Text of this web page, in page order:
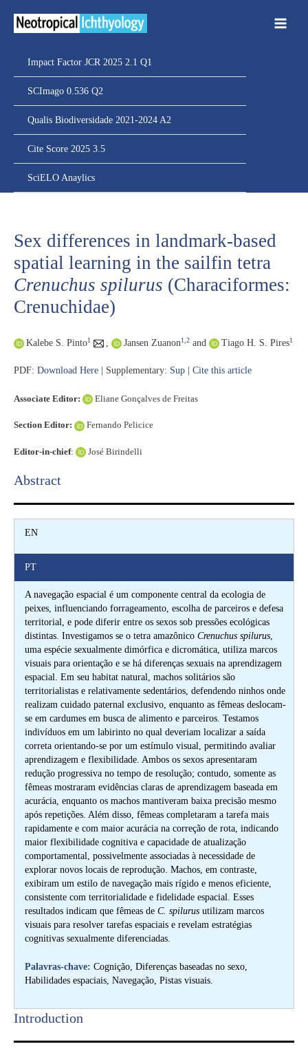
Impact Factor JCR 2025 2.1 Q1
SCImago 0.536 Q2
Qualis Biodiversidade 2021-2024 A2
Cite Score 2025 3.5
SciELO Anaylics
Sex differences in landmark-based
spatial learning in the sailfin tetra
Crenuchus spilurus (Characiformes:
Crenuchidae)
Kalebe S. Pinto1 Jansen Zuanon1,2 and Tiago H. S. Pires1
PDF: Download Here | Supplementary: Sup Cite this article
Associate Editor: Eliane Gonçalves de Freitas
Section Editor: Fernando Pelicice
Editor-in-chief: José Birindelli
Abstract​
EN
PT
A navegação espacial é um componente central da ecologia de
peixes, influenciando forrageamento, escolha de parceiros e defesa
territorial, e pode diferir entre os sexos sob pressões ecológicas
distintas. Investigamos se o tetra amazônico Crenuchus spilurus,
uma espécie sexualmente dimórfica e dicromática, utiliza marcos
visuais para orientação e se há diferenças sexuais na aprendizagem
espacial. Em seu habitat natural, machos solitários são
territorialistas e relativamente sedentários, defendendo ninhos onde
realizam cuidado paternal exclusivo, enquanto as fêmeas deslocam-
se em cardumes em busca de alimento e parceiros. Testamos
indivíduos em um labirinto no qual deveriam localizar a saída
correta orientando-se por um estímulo visual, permitindo avaliar
aprendizagem e flexibilidade. Ambos os sexos apresentaram
redução progressiva no tempo de resolução; contudo, somente as
fêmeas mostraram evidências claras de aprendizagem baseada em
acurácia, enquanto os machos mantiveram baixa precisão mesmo
após repetições. Além disso, fêmeas completaram a tarefa mais
rapidamente e com maior acurácia na correção de rota, indicando
maior flexibilidade cognitiva e capacidade de atualização
comportamental, possivelmente associadas à necessidade de
explorar novos locais de reprodução. Machos, em contraste,
exibiram um estilo de navegação mais rígido e menos eficiente,
consistente com territorialidade e fidelidade espacial. Esses
resultados indicam que fêmeas de C. spilurus utilizam marcos
visuais para resolver tarefas espaciais e revelam estratégias
cognitivas sexualmente diferenciadas.
Palavras-chave: Cognição, Diferenças baseadas no sexo,
Habilidades espaciais, Navegação, Pistas visuais.
Introduction​